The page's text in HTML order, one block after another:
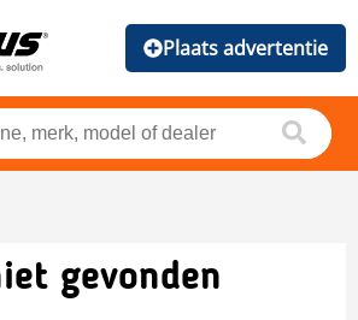
Plaats advertentie
gevonden